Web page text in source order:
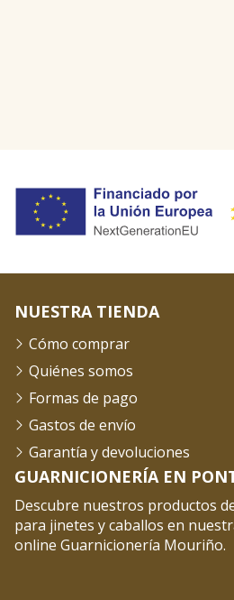
GUARNICIONERÍA EN
Descubre nuestros productos
para jinetes y caballos en
online Guarnicionería Mouriño.
NUESTRA TIENDA
Cómo comprar
Quiénes somos
Formas de pago
Gastos de envío
Garantía y devoluciones